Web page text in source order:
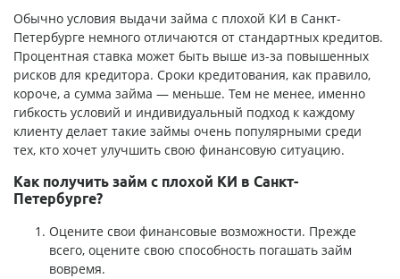
Обычно условия выдачи займа с плохой КИ в Санкт-
Петербурге немного отличаются от стандартных кредитов.
Процентная ставка может быть выше из-за повышенных
рисков для кредитора. Сроки кредитования, как правило,
короче, а сумма займа — меньше. Тем не менее, именно
гибкость условий и индивидуальный подход к каждому
клиенту делает такие займы очень популярными среди
тех, кто хочет улучшить свою финансовую ситуацию.
Как получить займ с плохой КИ в Санкт-
Петербурге?
Оцените свои финансовые возможности. Прежде
всего, оцените свою способность погашать займ
вовремя.